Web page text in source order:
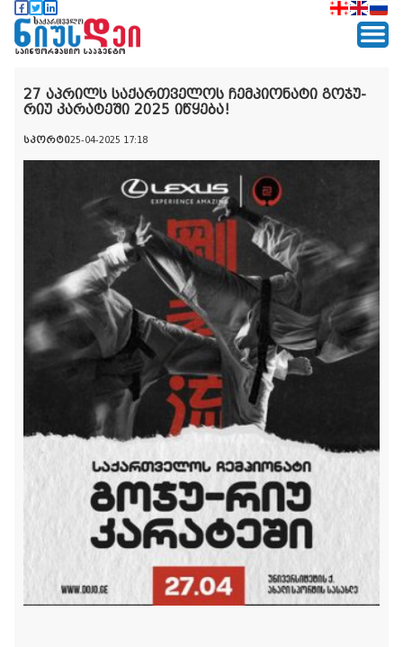
27 აპრილს საქართველოს ჩემპიონატი გოჯუ-
რიუ კარატეში 2025 იწყება!
სპორტი25-04-2025 17:18